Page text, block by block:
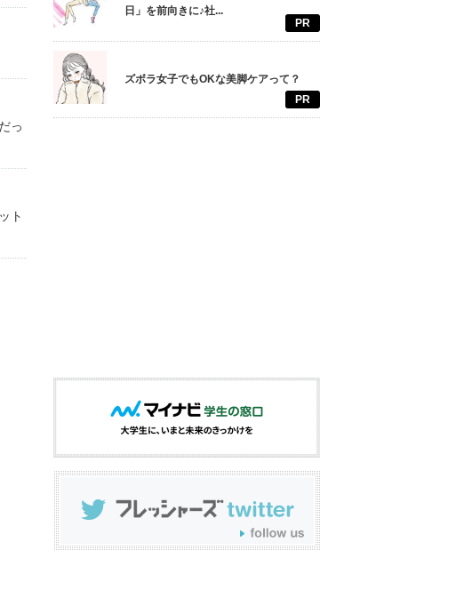
っ
ト
日」を前向きに♪社...
PR
ズボラ女子でもOKな美脚ケアって？
PR